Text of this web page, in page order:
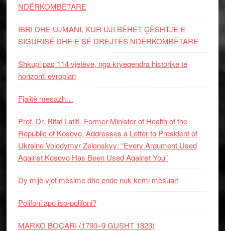
NDËRKOMBËTARE
IBRI DHE UJMANI, KUR UJI BËHET ÇËSHTJE E
SIGURISË DHE E SË DREJTËS NDËRKOMBËTARE
Shkupi pas 114 vjetëve, nga kryeqendra historike te
horizonti evropian
Fjalitë mesazh…
Prof. Dr. Rifat Latifi, Former Minister of Health of the
Republic of Kosovo, Addresses a Letter to President of
Ukraine Volodymyr Zelenskyy: “Every Argument Used
Against Kosovo Has Been Used Against You”
Dy mijë vjet mësime dhe ende nuk kemi mësuar!
Polifoni apo iso-polifoni?
MARKO BOÇARI (1790–9 GUSHT 1823)